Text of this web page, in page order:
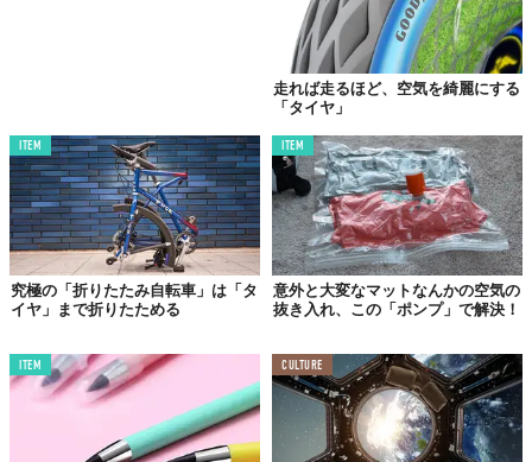
走れば走るほど、空気を綺麗にする
「タイヤ」
ITEM
究極の「折りたたみ自転車」は「タ
イヤ」まで折りたためる
ITEM
意外と大変なマットなんかの空気の
抜き入れ、この「ポンプ」で解決！
ITEM CULTURE